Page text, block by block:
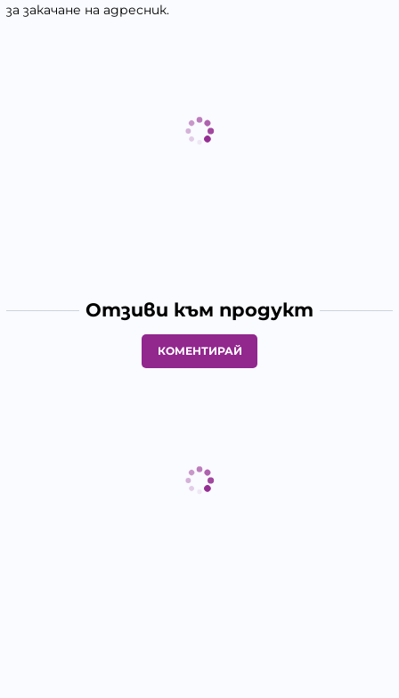
за закачане на адресник.
Отзиви към продукт
КОМЕНТИРАЙ